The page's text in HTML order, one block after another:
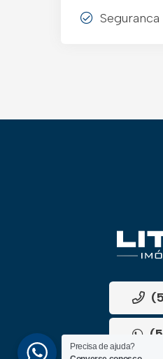
Precisa de ajuda?